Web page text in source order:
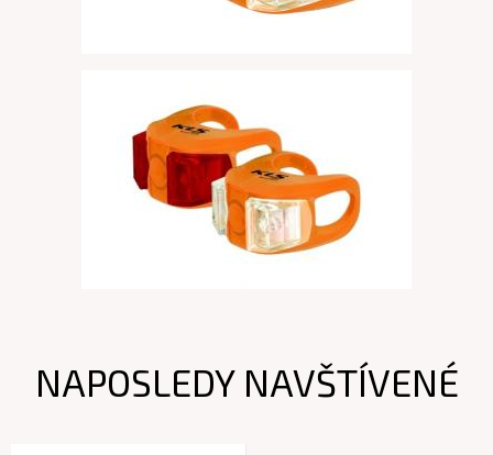
NAPOSLEDY NAVŠTÍVENÉ